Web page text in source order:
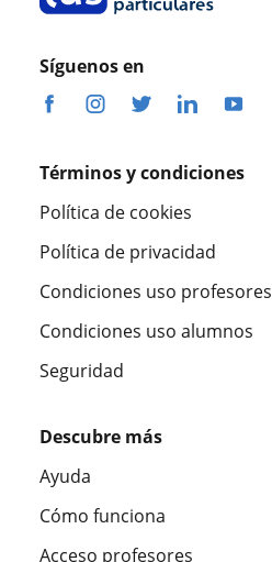
Síguenos en
Términos y condiciones
Política de cookies
Política de privacidad
Condiciones uso profesores
Condiciones uso alumnos
Seguridad
Descubre más
Ayuda
Cómo funciona
Acceso profesores